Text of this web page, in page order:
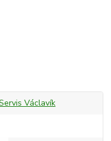
Václavík